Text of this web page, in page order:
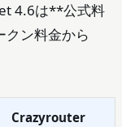
4.6は**公式料
ン料金から
Crazyrouter